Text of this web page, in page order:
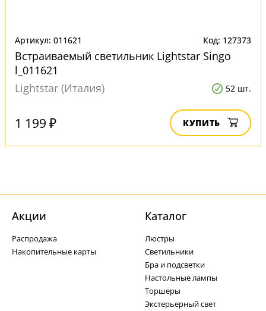
Артикул: 011621 Код: 127373
Встраиваемый светильник Lightstar Singo
l_011621
Lightstar (Италия)
52 шт.
1 199 ₽ КУПИТЬ
Акции
Распродажа
Накопительные карты
Каталог
Люстры
Светильники
Бра и подсветки
Настольные лампы
Торшеры
Экстерьерный свет